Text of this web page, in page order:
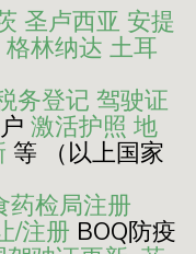
圣卢西亚 安提
格林纳达 土耳
务登记 驾驶证
激活护照 地
等 （以上国家
药检局注册
/注册 BOQ防疫